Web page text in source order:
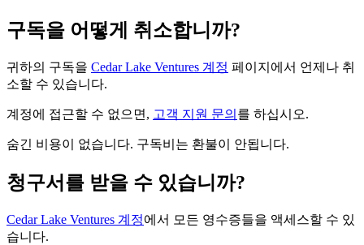
구독을 어떻게 취소합니까?
귀하의 구독을 Cedar Lake Ventures 계정 페이지에서 언제나 취
소할 수 있습니다.
계정에 접근할 수 없으면, 고객 지원 문의 를 하십시오.
숨긴 비용이 없습니다. 구독비는 환불이 안됩니다.
청구서를 받을 수 있습니까?
Cedar Lake Ventures 계정에서 모든 영수증들을 액세스할 수 있
습니다.